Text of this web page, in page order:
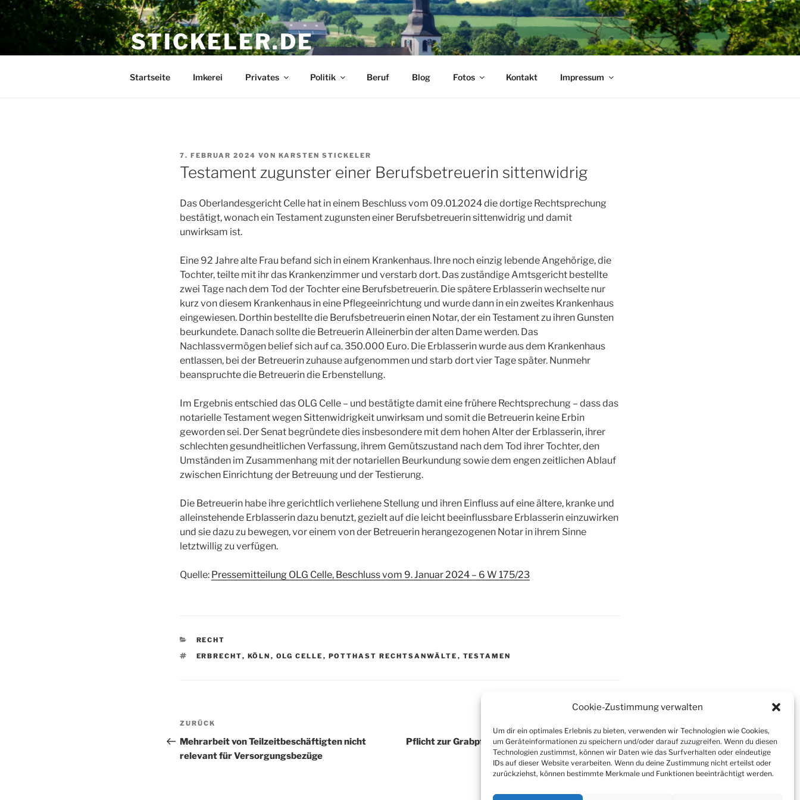
Cookie-Zustimmung verwalten
Um dir ein optimales Erlebnis zu bieten, verwenden wir Technologien wie Cookies,
um Geräteinformationen zu speichern und/oder darauf zuzugreifen. Wenn du diesen
Technologien zustimmst, können wir Daten wie das Surfverhalten oder eindeutige
IDs auf dieser Website verarbeiten. Wenn du deine Zustimmung nicht erteilst oder
zurückziehst, können bestimmte Merkmale und Funktionen beeinträchtigt werden.
Zum
Inhalt
STICKELER.DE
Startseite Imkerei Privates Politik Beruf Blog Fotos Kontakt Impressum
VERÖFFENTLICHT
AM
7. FEBRUAR 2024 VON KARSTEN STICKELER
Testament zugunster einer Berufsbetreuerin sittenwidrig
Das Oberlandesgericht Celle hat in einem Beschluss vom 09.01.2024 die dortige Rechtsprechung
bestätigt, wonach ein Testament zugunsten einer Berufsbetreuerin sittenwidrig und damit
unwirksam ist.
Eine 92 Jahre alte Frau befand sich in einem Krankenhaus. Ihre noch einzig lebende Angehörige, die
Tochter, teilte mit ihr das Krankenzimmer und verstarb dort. Das zuständige Amtsgericht bestellte
zwei Tage nach dem Tod der Tochter eine Berufsbetreuerin. Die spätere Erblasserin wechselte nur
kurz von diesem Krankenhaus in eine Pflegeeinrichtung und wurde dann in ein zweites Krankenhaus
eingewiesen. Dorthin bestellte die Berufsbetreuerin einen Notar, der ein Testament zu ihren Gunsten
beurkundete. Danach sollte die Betreuerin Alleinerbin der alten Dame werden. Das
Nachlassvermögen belief sich auf ca. 350.000 Euro. Die Erblasserin wurde aus dem Krankenhaus
entlassen, bei der Betreuerin zuhause aufgenommen und starb dort vier Tage später. Nunmehr
beanspruchte die Betreuerin die Erbenstellung.
Im Ergebnis entschied das OLG Celle – und bestätigte damit eine frühere Rechtsprechung – dass das
notarielle Testament wegen Sittenwidrigkeit unwirksam und somit die Betreuerin keine Erbin
geworden sei. Der Senat begründete dies insbesondere mit dem hohen Alter der Erblasserin, ihrer
schlechten gesundheitlichen Verfassung, ihrem Gemütszustand nach dem Tod ihrer Tochter, den
Umständen im Zusammenhang mit der notariellen Beurkundung sowie dem engen zeitlichen Ablauf
zwischen Einrichtung der Betreuung und der Testierung.
Die Betreuerin habe ihre gerichtlich verliehene Stellung und ihren Einfluss auf eine ältere, kranke und
alleinstehende Erblasserin dazu benutzt, gezielt auf die leicht beeinflussbare Erblasserin einzuwirken
und sie dazu zu bewegen, vor einem von der Betreuerin herangezogenen Notar in ihrem Sinne
letztwillig zu verfügen.
Quelle: Pressemitteilung OLG Celle, Beschluss vom 9. Januar 2024 – 6 W 175/23
KATEGORIEN
RECHT
SCHLAGWÖRTER
ERBRECHT, KÖLN , OLG CELLE , POTTHAST RECHTSANWÄLTE , TESTAMEN
Beitragsnavigation
Vorheriger
Beitrag
ZURÜCK
Mehrarbeit von Teilzeitbeschäftigten nicht
relevant für Versorgungsbezüge
Beitrag
Pflicht zur Grabpflege durch Vermächtnisnehmer
nicht vererblich